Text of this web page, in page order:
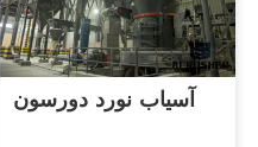
آسیاب نورد دورسون